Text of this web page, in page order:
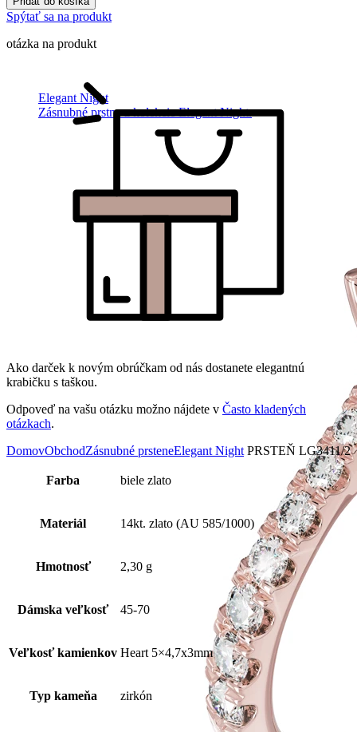
Elegant Night
Zásnubné prstne z kolekcie Elegant Night.
Spýtať sa na produkt
otázka na produkt
Ako darček k novým obrúčkam od nás dostanete elegantnú
krabičku s taškou.
Odpoveď na vašu otázku možno nájdete v Často kladených
otázkach.
DomovObchodZásnubné prsteneElegant Night PRSTEŇ LG3411/2
Farba biele zlato
Materiál 14kt. zlato (AU 585/1000)
Hmotnosť 2,30 g
Dámska veľkosť 45-70
Veľkosť kamienkov Heart 5×4,7x3mm
Typ kameňa zirkón